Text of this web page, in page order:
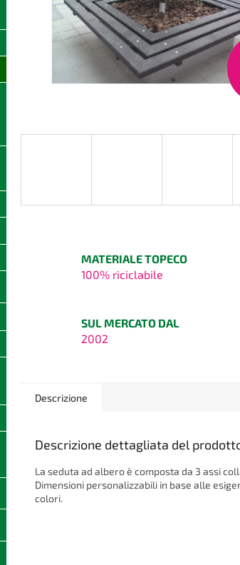
MATERIALE TOPECO
100% riciclabile
SUL MERCATO DAL
2002
Descrizione
Descrizione dettagliata del
La seduta ad albero è composta da 3 assi
Dimensioni personalizzabili in base alle
colori.